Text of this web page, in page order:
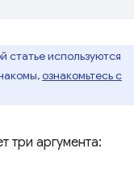
статье используются
ознакомьтесь с
три аргумента: